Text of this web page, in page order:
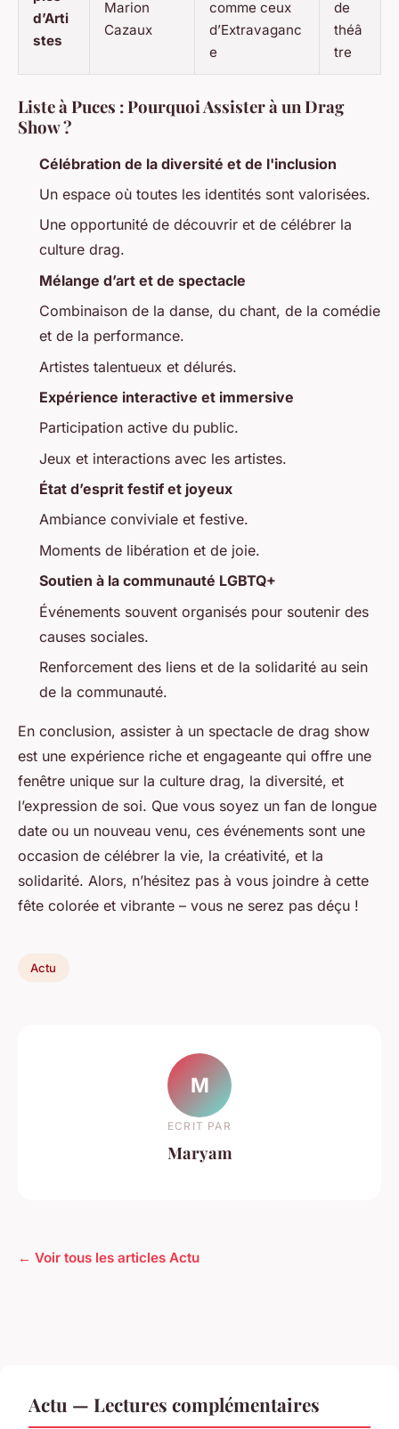
d’Arti
stes
Marion
Cazaux
comme ceux
d’Extravaganc
e
de
théâ
tre
Liste à Puces : Pourquoi Assister à un Drag
Show ?
Célébration de la diversité et de l'inclusion
Un espace où toutes les identités sont valorisées.
Une opportunité de découvrir et de célébrer la
culture drag.
Mélange d’art et de spectacle
Combinaison de la danse, du chant, de la comédie
et de la performance.
Artistes talentueux et délurés.
Expérience interactive et immersive
Participation active du public.
Jeux et interactions avec les artistes.
État d’esprit festif et joyeux
Ambiance conviviale et festive.
Moments de libération et de joie.
Soutien à la communauté LGBTQ+
Événements souvent organisés pour soutenir des
causes sociales.
Renforcement des liens et de la solidarité au sein
de la communauté.
En conclusion, assister à un spectacle de drag show
est une expérience riche et engageante qui offre une
fenêtre unique sur la culture drag, la diversité, et
l’expression de soi. Que vous soyez un fan de longue
date ou un nouveau venu, ces événements sont une
occasion de célébrer la vie, la créativité, et la
solidarité. Alors, n’hésitez pas à vous joindre à cette
fête colorée et vibrante – vous ne serez pas déçu !
Actu
M
ECRIT PAR
Maryam
← Voir tous les articles Actu
Actu — Lectures complémentaires